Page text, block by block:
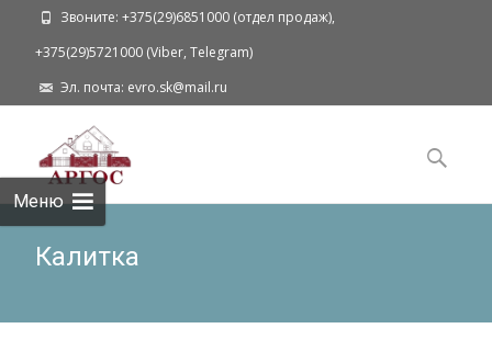
Звоните: +375(29)6851000 (отдел продаж),
+375(29)5721000 (Viber, Telegram)
Эл. почта: evro.sk@mail.ru
Меню
Поиск
для:
Калитка